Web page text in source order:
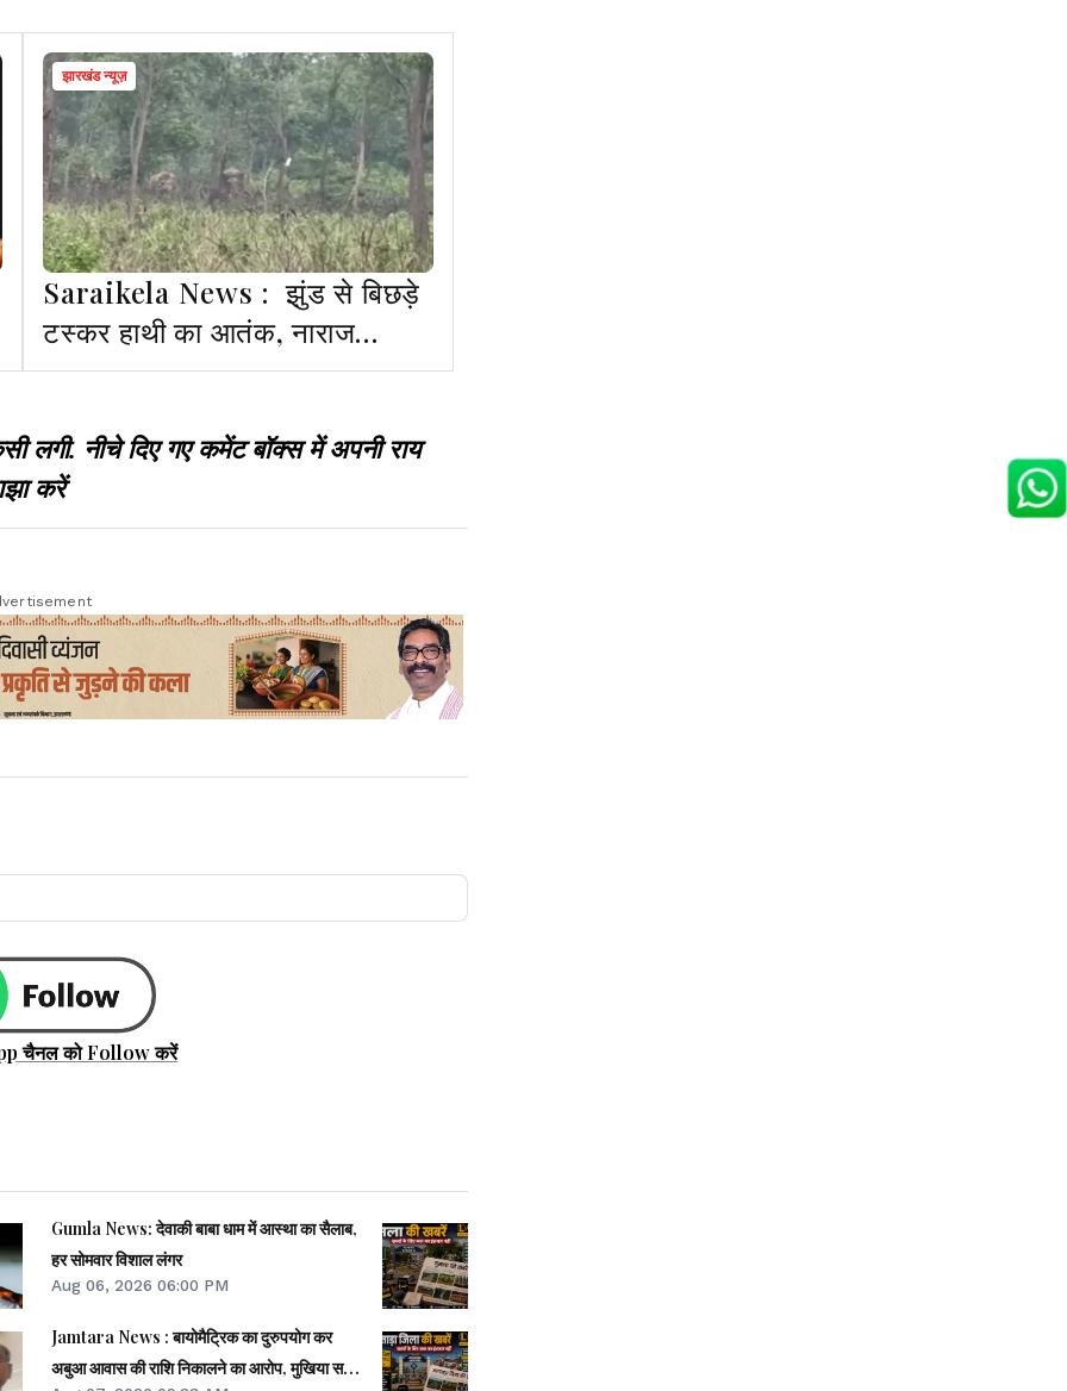
झारखंड न्यूज़
Saraikela News : झुंड से बिछड़े
टस्कर हाथी का आतंक, नाराज
ग्रामीण वन विभाग कार्यालय पहुंचे,
नीचे दिए गए कमेंट बॉक्स में अपनी राय
करें
चैनल को Follow करें
Gumla News: देवाकी बाबा धाम में आस्था का सैलाब,
हर सोमवार विशाल लंगर
Aug 06, 2026 06:00 PM
Jamtara News : बायोमैट्रिक का दुरुपयोग कर
अबुआ आवास की राशि निकालने का आरोप, मुखिया समेत